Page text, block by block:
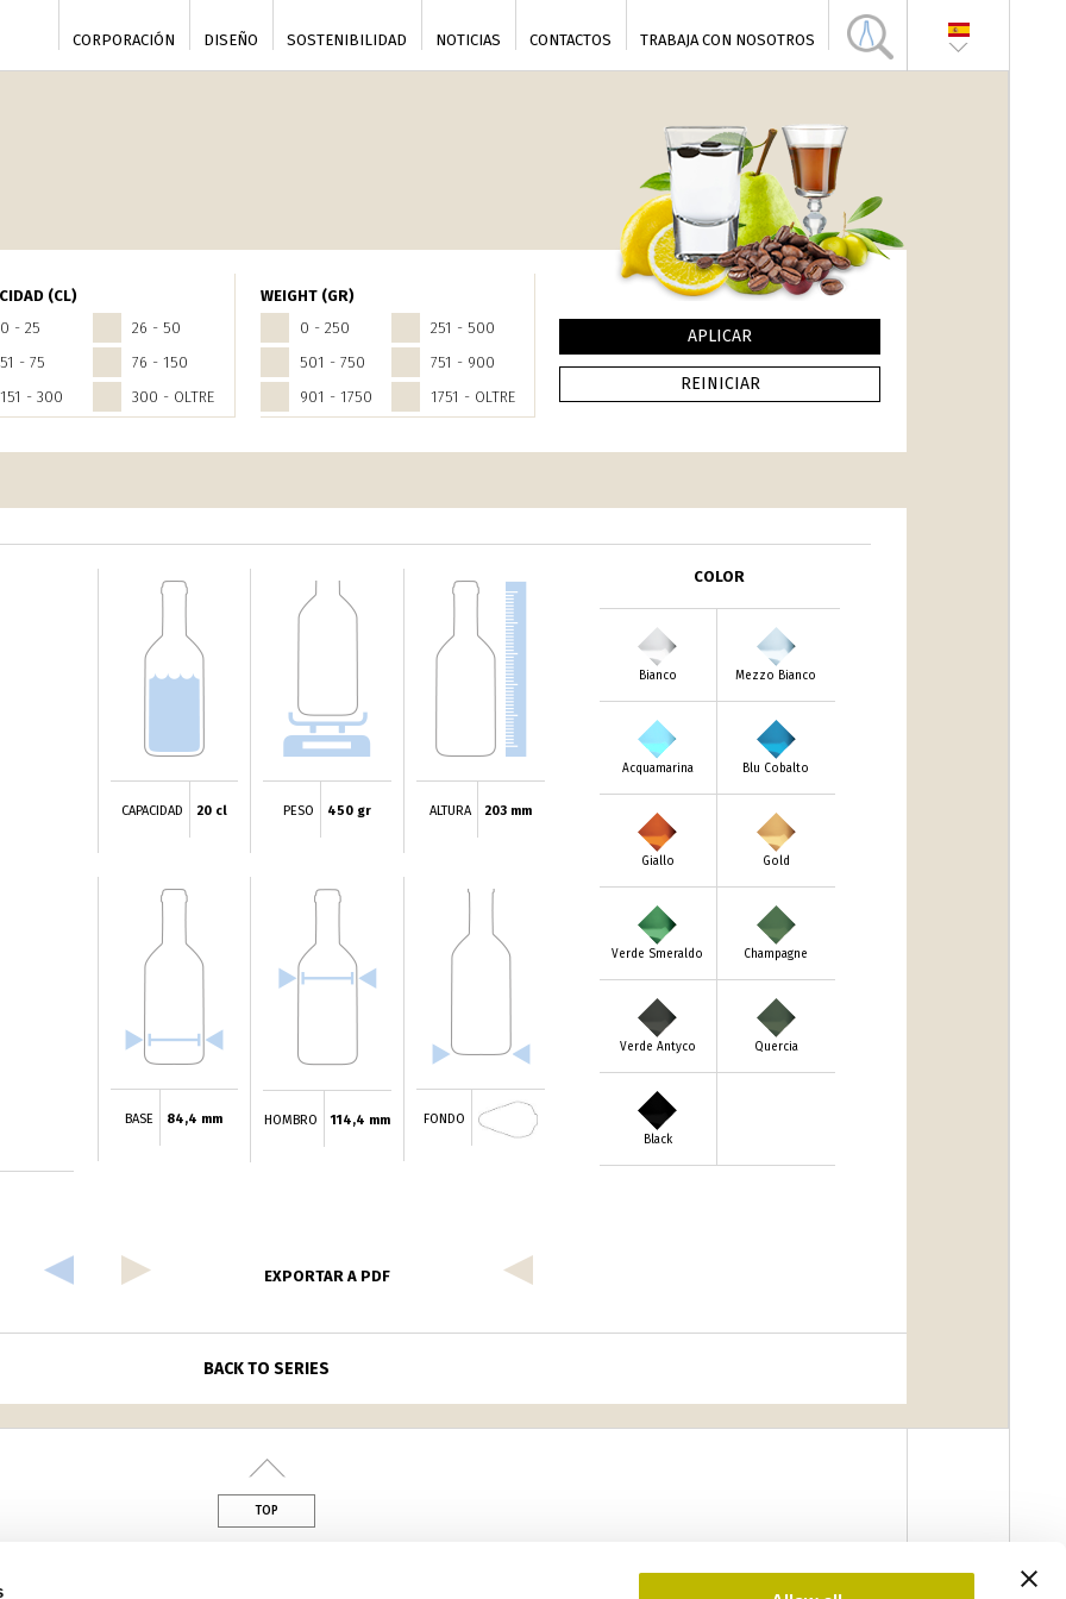
CORPORACIÓN DISEÑO SOSTENIBILIDAD NOTICIAS CONTACTOS TRABAJA CON NOSOTROS
(CL)
0 - 25
26 - 50
51 - 75
76 - 150
151 - 300
300 - OLTRE
WEIGHT (GR)
0 - 250
251 - 500
501 - 750
751 - 900
901 - 1750
1751 - OLTRE
CAPACIDAD 20 cl PESO 450 gr ALTURA 203 mm
BASE 84,4 mm HOMBRO 114,4 mm FONDO
COLOR
Bianco Mezzo Bianco
Acquamarina Blu Cobalto
Giallo Gold
Verde Smeraldo Champagne
Verde Antyco Quercia
Black
EXPORTAR A PDF
BACK TO SERIES
TOP